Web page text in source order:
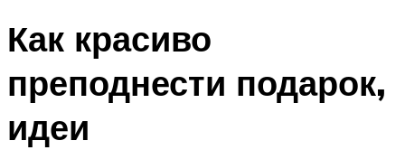
Как красиво
преподнести подарок,
идеи